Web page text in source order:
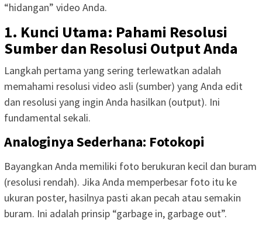
“hidangan” video Anda.
1. Kunci Utama: Pahami Resolusi
Sumber dan Resolusi Output Anda
Langkah pertama yang sering terlewatkan adalah
memahami resolusi video asli (sumber) yang Anda edit
dan resolusi yang ingin Anda hasilkan (output). Ini
fundamental sekali.
Analoginya Sederhana: Fotokopi
Bayangkan Anda memiliki foto berukuran kecil dan buram
(resolusi rendah). Jika Anda memperbesar foto itu ke
ukuran poster, hasilnya pasti akan pecah atau semakin
buram. Ini adalah prinsip “garbage in, garbage out”.